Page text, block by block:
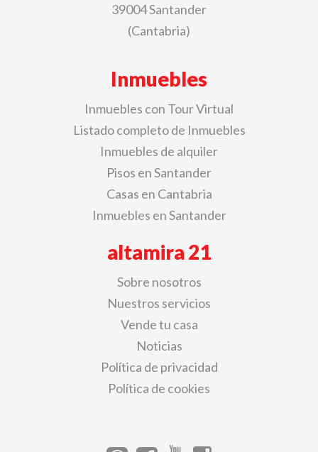
39004 Santander
(Cantabria)
Inmuebles
Inmuebles con Tour Virtual
Listado completo de Inmuebles
Inmuebles de alquiler
Pisos en Santander
Casas en Cantabria
Inmuebles en Santander
altamira 21
Sobre nosotros
Nuestros servicios
Vende tu casa
Noticias
Política de privacidad
Política de cookies